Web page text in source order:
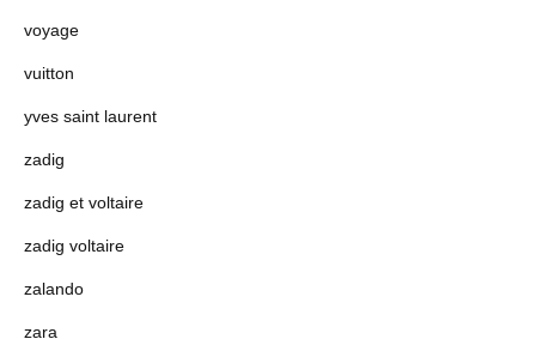
voyage
vuitton
yves saint laurent
zadig
zadig et voltaire
zadig voltaire
zalando
zara